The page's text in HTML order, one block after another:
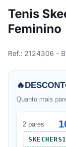
Tenis
Feminino
Ref.: 2124306 -
🔥
Quanto mais
2 pares